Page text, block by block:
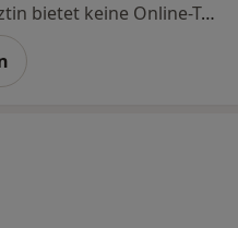
Dieser Arzt bzw. diese Ärztin bietet keine Online-Terminbuchung an diesem Standort an.